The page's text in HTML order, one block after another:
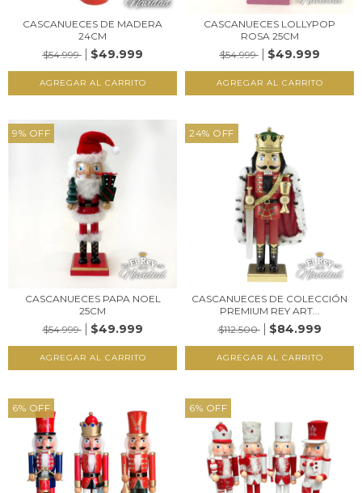
CASCANUECES DE MADERA
24CM
$54.999
$49.999
CASCANUECES LOLLYPOP
ROSA 25CM
$54.999
$49.999
9% OFF
CASCANUECES PAPA NOEL
25CM
$54.999
$49.999
24% OFF
CASCANUECES DE COLECCIÓN
PREMIUM REY ART...
$112.500
$84.999
6% OFF 6% OFF